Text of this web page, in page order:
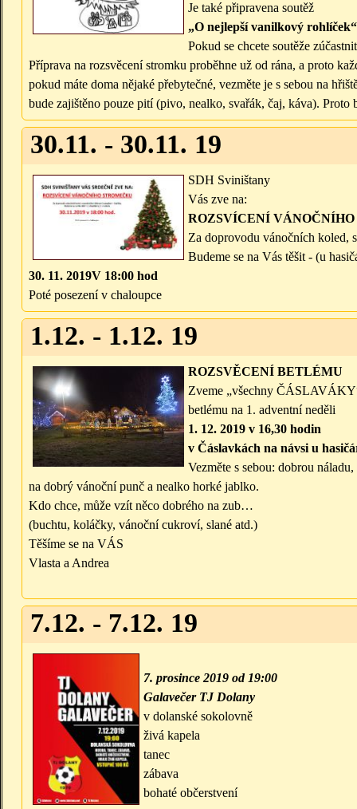
Je také připravena soutěž
„O nejlepší vanilkový rohlíček“
Pokud se chcete soutěže
Příprava na rozsvěcení stromku proběhne už od rána, a proto
pokud máte doma nějaké přebytečné, vezměte je s sebou na
bude zajištěno pouze pití (pivo, nealko, svařák, čaj, káva).
30.11. - 30.11. 19
SDH Sviništany
Vás zve na:
ROZSVÍCENÍ
Za doprovodu vánočních koled,
Budeme se na Vás těšit - (u
30. 11. 2019V 18:00 hod
Poté posezení v chaloupce
1.12. - 1.12. 19
ROZSVĚCENÍ BETLÉMU
Zveme „všechny
betlému na 1. adventní neděli
1. 12. 2019 v 16,30 hodin
v Čáslavkách na návsi u
Vezměte s sebou: dobrou
na dobrý vánoční punč a nealko horké jablko.
Kdo chce, může vzít něco dobrého na zub…
(buchtu, koláčky, vánoční cukroví, slané atd.)
Těšíme se na VÁS
Vlasta a Andrea
7.12. - 7.12. 19
7. prosince 2019 od 19:00
Galavečer TJ Dolany
v dolanské sokolovně
živá kapela
tanec
zábava
bohaté občerstvení